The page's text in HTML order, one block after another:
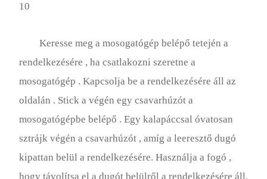
10
Keresse meg a mosogatógép belépő tetején a
rendelkezésére , ha csatlakozni szeretne a
mosogatógép . Kapcsolja be a rendelkezésére áll az
oldalán . Stick a végén egy csavarhúzót a
mosogatógépbe belépő . Egy kalapáccsal óvatosan
sztrájk végén a csavarhúzót , amíg a leeresztő dugó
kipattan belül a rendelkezésére. Használja a fogó ,
hogy távolítsa el a dugót belülről a rendelkezésére áll.